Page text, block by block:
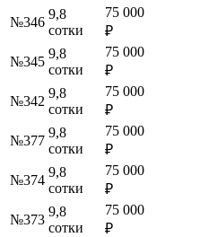
№346
9,8
сотки
75 000
₽
№345
9,8
сотки
75 000
₽
№342
9,8
сотки
75 000
₽
№377
9,8
сотки
75 000
₽
№374
9,8
сотки
75 000
₽
№373
9,8
сотки
75 000
₽